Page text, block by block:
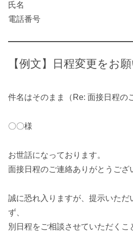
氏名
電話番号
【例文】日程変更をお
件名はそのまま（Re: 面接日程の
〇〇様
お世話になっております。
面接日程のご連絡ありがとうござ
誠に恐れ入りますが、提示いただ
ず、
別日程をご相談させていただくこ